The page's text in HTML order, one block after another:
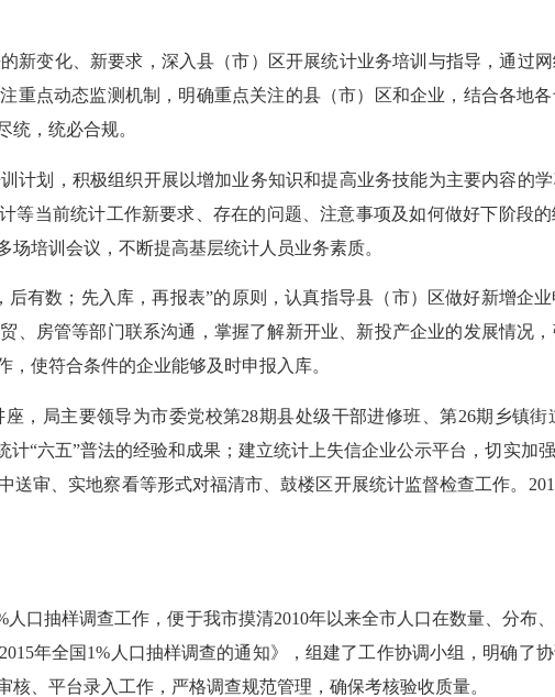
新变化、新要求，深入县（市）区开展统计业务培训与指导，通过
重点动态监测机制，明确重点关注的县（市）区和企业，结合各地
统，统必合规。
计划，积极组织开展以增加业务知识和提高业务技能为主要内容的
等当前统计工作新要求、存在的问题、注意事项及如何做好下阶段
培训会议，不断提高基层统计人员业务素质。
后有数；先入库，再报表”的原则，认真指导县（市）区做好新增企
、房管等部门联系沟通，掌握了解新开业、新投产企业的发展情况
使符合条件的企业能够及时申报入库。
，局主要领导为市委党校第28期县处级干部进修班、第26期乡镇街
计“六五”普法的经验和成果；建立统计上失信企业公示平台，切实加
审、实地察看等形式对福清市、鼓楼区开展统计监督检查工作。
人口抽样调查工作，便于我市摸清2010年以来全市人口在数量、分布
年全国 1% 人口抽样调查的通知》，组建了工作协调小组，明确了
核、平台录入工作，严格调查规范管理，确保考核验收质量。